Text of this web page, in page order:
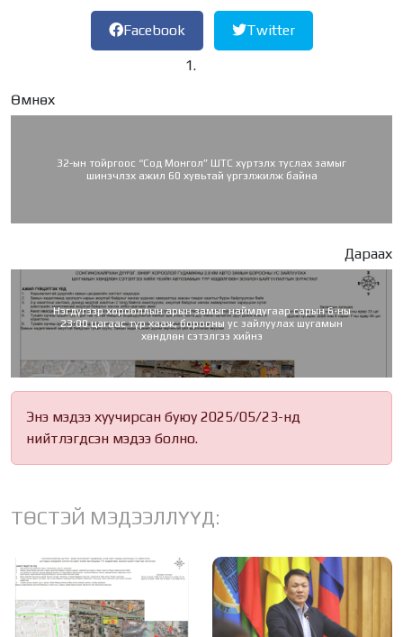
Facebook Twitter
Өмнөх
32-ын тойргоос “Сод Монгол” ШТС хүртэлх туслах замыг
шинэчлэх ажил 60 хувьтай үргэлжилж байна
Дараах
Нэгдүгээр хорооллын арын замыг наймдугаар сарын 6-ны
23:00 цагаас түр хааж, борооны ус зайлуулах шугамын
хөндлөн сэтэлгээ хийнэ
Энэ мэдээ хуучирсан буюу 2025/05/23-нд
нийтлэгдсэн мэдээ болно.
ТӨСТЭЙ МЭДЭЭЛЛҮҮД: